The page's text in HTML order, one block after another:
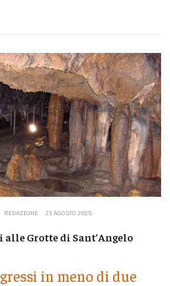
REDAZIONE 21 AGOSTO 2025
Grotte di Sant’Angelo
in meno di due